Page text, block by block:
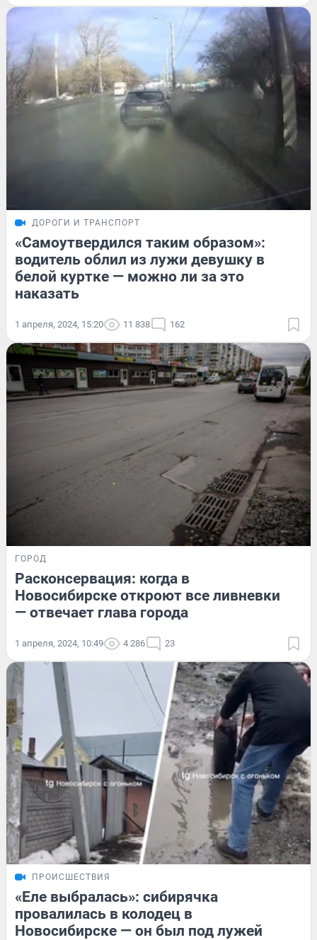
ДОРОГИ И ТРАНСПОРТ
«Самоутвердился таким образом»:
водитель облил из лужи девушку в
белой куртке — можно ли за это
наказать
1 апреля, 2024, 15:20 11 838 162
ГОРОД
Расконсервация: когда в
Новосибирске откроют все ливневки
— отвечает глава города
1 апреля, 2024, 10:49 4 286 23
ПРОИСШЕСТВИЯ
«Еле выбралась»: сибирячка
провалилась в колодец в
Новосибирске — он был под лужей